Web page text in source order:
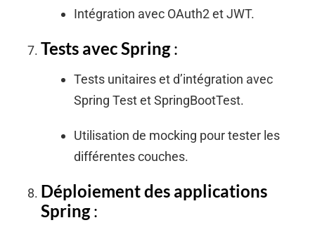
Intégration avec OAuth2 et JWT.
Tests avec Spring:
Tests unitaires et d’intégration avec
Spring Test et SpringBootTest.
Utilisation de mocking pour tester les
différentes couches.
Déploiement des applications
Spring: